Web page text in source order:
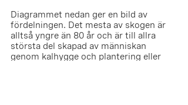
Diagrammet nedan ger en bild av
fördelningen. Det mesta av skogen är
alltså yngre än 80 år och är till allra
största del skapad av människan
genom kalhygge och plantering eller